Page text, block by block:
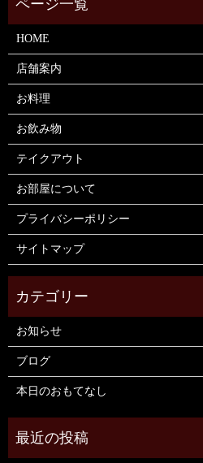
HOME
店舗案内
お料理
お飲み物
テイクアウト
お部屋について
プライバシーポリシー
サイトマップ
お知らせ
ブログ
本日のおもてなし